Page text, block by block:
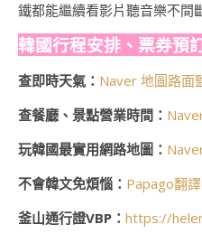
鐵都能繼續看影片聽音樂不間
韓國行程安排、票券預
查即時天氣： Naver 地圖路面
查餐廳、景點營業時間：
玩韓國最實用網路地圖：
不會韓文免煩惱： Papago翻
釜山通行證VBP： https://